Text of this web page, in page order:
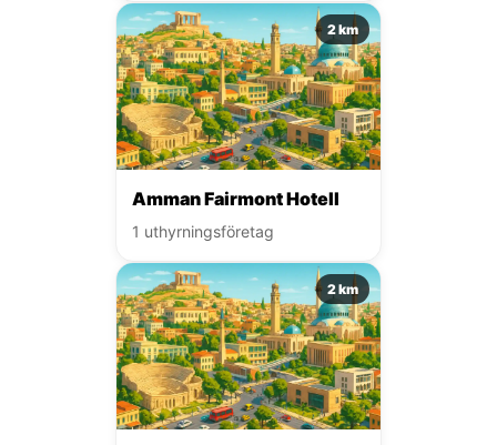
2 km
Amman Fairmont Hotell
1 uthyrningsföretag
2 km